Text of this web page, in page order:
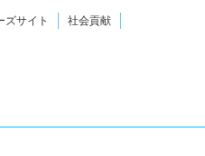
ズサイト 社会貢献